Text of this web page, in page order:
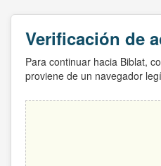
Verificación de
Para continuar hacia Biblat,
proviene de un navegador